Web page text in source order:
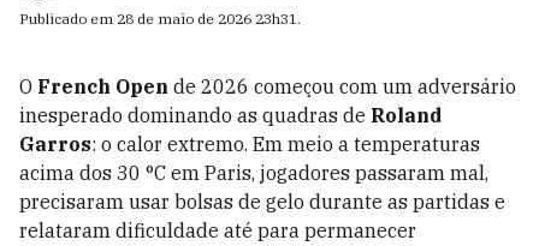
Publicado em 28 de maio de 2026 23h31.
O French Open de 2026 começou com um adversário
inesperado dominando as quadras de Roland
Garros: o calor extremo. Em meio a temperaturas
acima dos 30 °C em Paris, jogadores passaram mal,
precisaram usar bolsas de gelo durante as partidas e
relataram dificuldade até para permanecer